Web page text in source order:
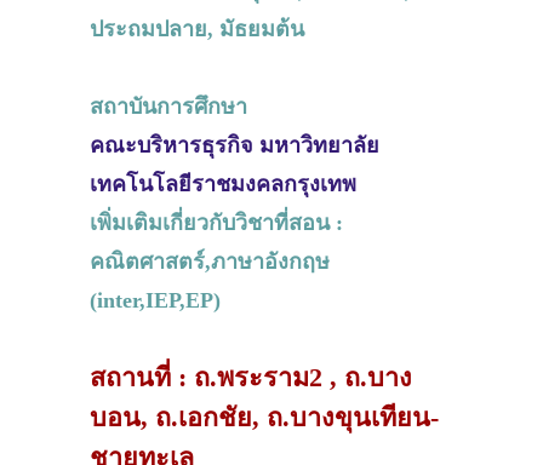
ประถมปลาย, มัธยมต้น
สถาบันการศึกษา
คณะบริหารธุรกิจ มหาวิทยาลัย
เทคโนโลยีราชมงคลกรุงเทพ
เพิ่มเติมเกี่ยวกับวิชาที่สอน :
คณิตศาสตร์,ภาษาอังกฤษ
(inter,IEP,EP)
สถานที่ : ถ.พระราม2 , ถ.บาง
บอน, ถ.เอกชัย, ถ.บางขุนเทียน-
ชายทะเล